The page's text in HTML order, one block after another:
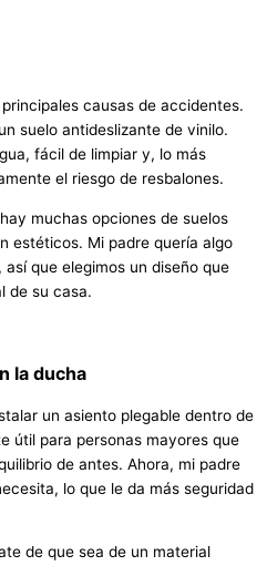
causas de accidentes.
suelo antideslizante de vinilo.
fácil de limpiar y, lo más
el riesgo de resbalones.
muchas opciones de suelos
estéticos. Mi padre quería algo
que elegimos un diseño que
de su casa.
la ducha
un asiento plegable dentro de
útil para personas mayores que
de antes. Ahora, mi padre
lo que le da más seguridad
de que sea de un material